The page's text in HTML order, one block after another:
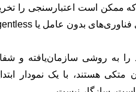
که ممکن است اعتبارسنجی را
را به روشی سازمان‌یافته و
هستند، با یک نمودار